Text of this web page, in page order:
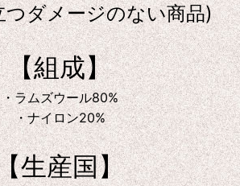
つダメージのない商品)
【組成】
・ラムズウール80%
・ナイロン20%
生産国】